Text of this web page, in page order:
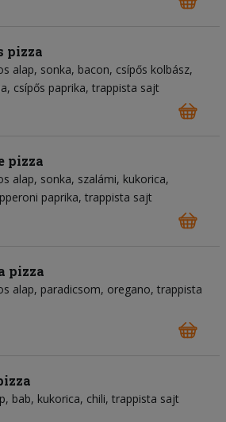
pizza
alap sonka bacon csípős kolbász
csípős paprika trappista sajt
pizza
alap sonka szalámi kukorica
paprika trappista sajt
pizza
alap paradicsom oregano trappista
bab kukorica chili trappista sajt